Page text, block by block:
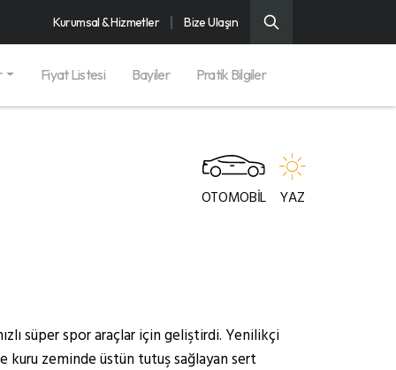
Kurumsal & Hizmetler Bize Ulaşın
Fiyat Listesi Bayiler Pratik Bilgiler
OTOMOBİL YAZ
süper spor araçlar için geliştirdi. Yenilikçi
zeminde üstün tutuş sağlayan sert